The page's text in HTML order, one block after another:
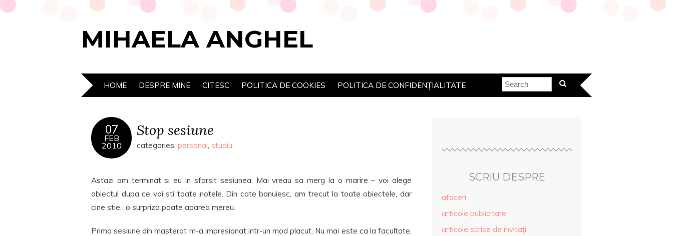
MIHAELA ANGHEL
HOME DESPRE MINE CITESC POLITICA DE COOKIES POLITICA DE CONFIDENȚIALITATE
07
FEB
2010
Stop sesiune
categories: personal, studiu
Astazi am terminat si eu in sfarsit sesiunea. Mai vreau sa merg la o marire – voi alege
obiectul dupa ce voi sti toate notele. Din cate banuiesc, am trecut la toate obiectele, dar
cine stie…o surpriza poate aparea mereu.
Prima sesiune din masterat m-a impresionat intr-un mod placut. Nu mai este ca la facultate,
SCRIU DESPRE
afaceri
articole publicitare
articole scrise de invitaţi